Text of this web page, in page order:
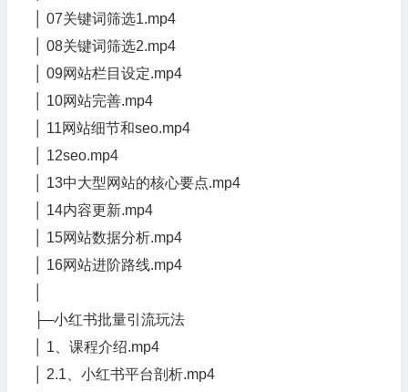
│ 07关键词筛选1.mp4
│ 08关键词筛选2.mp4
│ 09网站栏目设定.mp4
│ 10网站完善.mp4
│ 11网站细节和seo.mp4
│ 12seo.mp4
│ 13中大型网站的核心要点.mp4
│ 14内容更新.mp4
│ 15网站数据分析.mp4
│ 16网站进阶路线.mp4
├─小红书批量引流玩法
│ 1、课程介绍.mp4
│ 2.1、小红书平台剖析.mp4